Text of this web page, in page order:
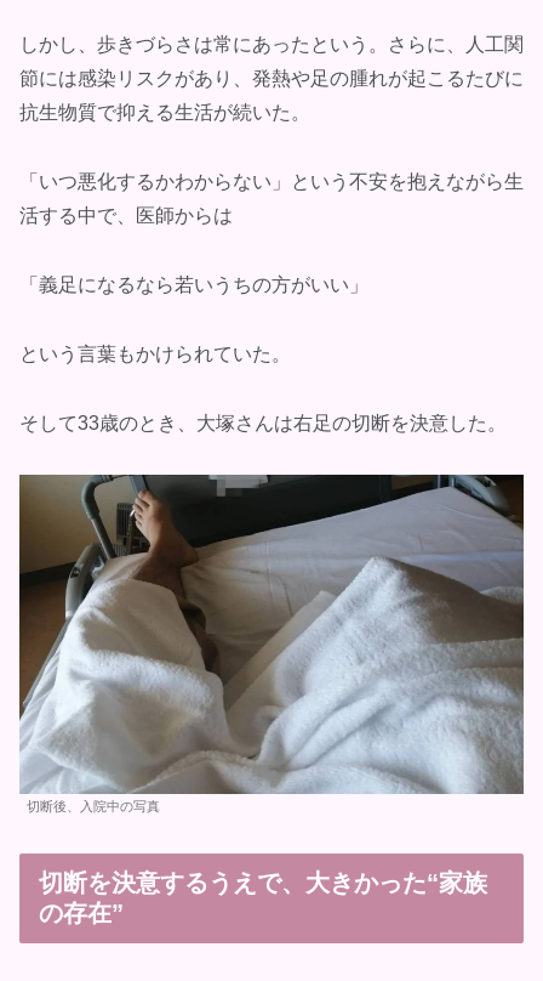
しかし、歩きづらさは常にあったという。さらに、人工関
節には感染リスクがあり、発熱や足の腫れが起こるたびに
抗生物質で抑える生活が続いた。
「いつ悪化するかわからない」という不安を抱えながら生
活する中で、医師からは
「義足になるなら若いうちの方がいい」
という言葉もかけられていた。
そして33歳のとき、大塚さんは右足の切断を決意した。
切断後、入院中の写真
切断を決意するうえで、大きかった“家族
の存在”